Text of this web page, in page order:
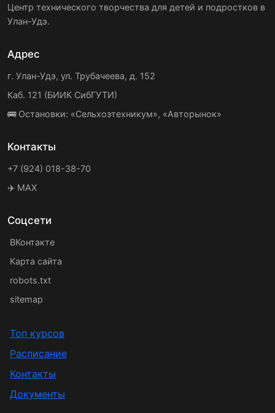
Центр технического творчества для детей и подростков в
Улан-Удэ.
Адрес
г. Улан-Удэ, ул. Трубачеева, д. 152
Каб. 121 (БИИК СибГУТИ)
🚌 Остановки: «Сельхозтехникум», «Авторынок»
Контакты
+7 (924) 018-38-70
✈️ MAX
Соцсети
ВКонтакте
Карта сайта
robots.txt
sitemap
Топ курсов
Расписание
Контакты
Документы